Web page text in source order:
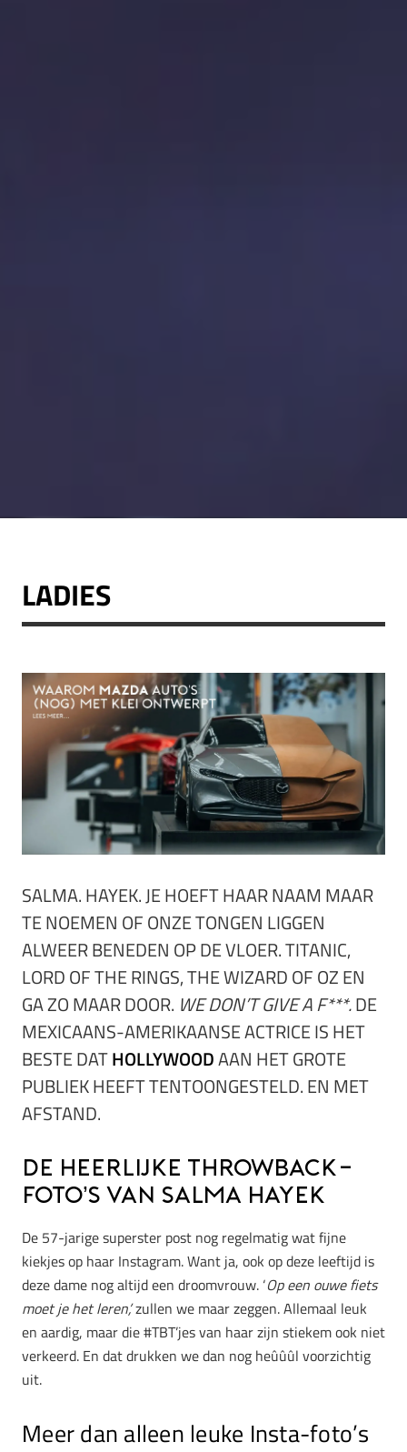
LADIES
SALMA. HAYEK. JE HOEFT HAAR NAAM MAAR
TE NOEMEN OF ONZE TONGEN LIGGEN
ALWEER BENEDEN OP DE VLOER. TITANIC,
LORD OF THE RINGS, THE WIZARD OF OZ EN
GA ZO MAAR DOOR. WE DON’T GIVE A F***.DE
MEXICAANS-AMERIKAANSE ACTRICE IS HET
BESTE DATHOLLYWOODAAN HET GROTE
PUBLIEK HEEFT TENTOONGESTELD. EN MET
AFSTAND.
De heerlijke throwback-
foto’s van Salma Hayek
De 57-jarige superster post nog regelmatig wat fijne
kiekjes op haar Instagram. Want ja, ook op deze leeftijd is
deze dame nog altijd een droomvrouw. ‘Op een ouwe fiets
moet je het leren’,zullen we maar zeggen. Allemaal leuk
en aardig, maar die #TBT’jes van haar zijn stiekem ook niet
verkeerd. En dat drukken we dan nog heûûûl voorzichtig
uit.
Meer dan alleen leuke Insta-foto’s